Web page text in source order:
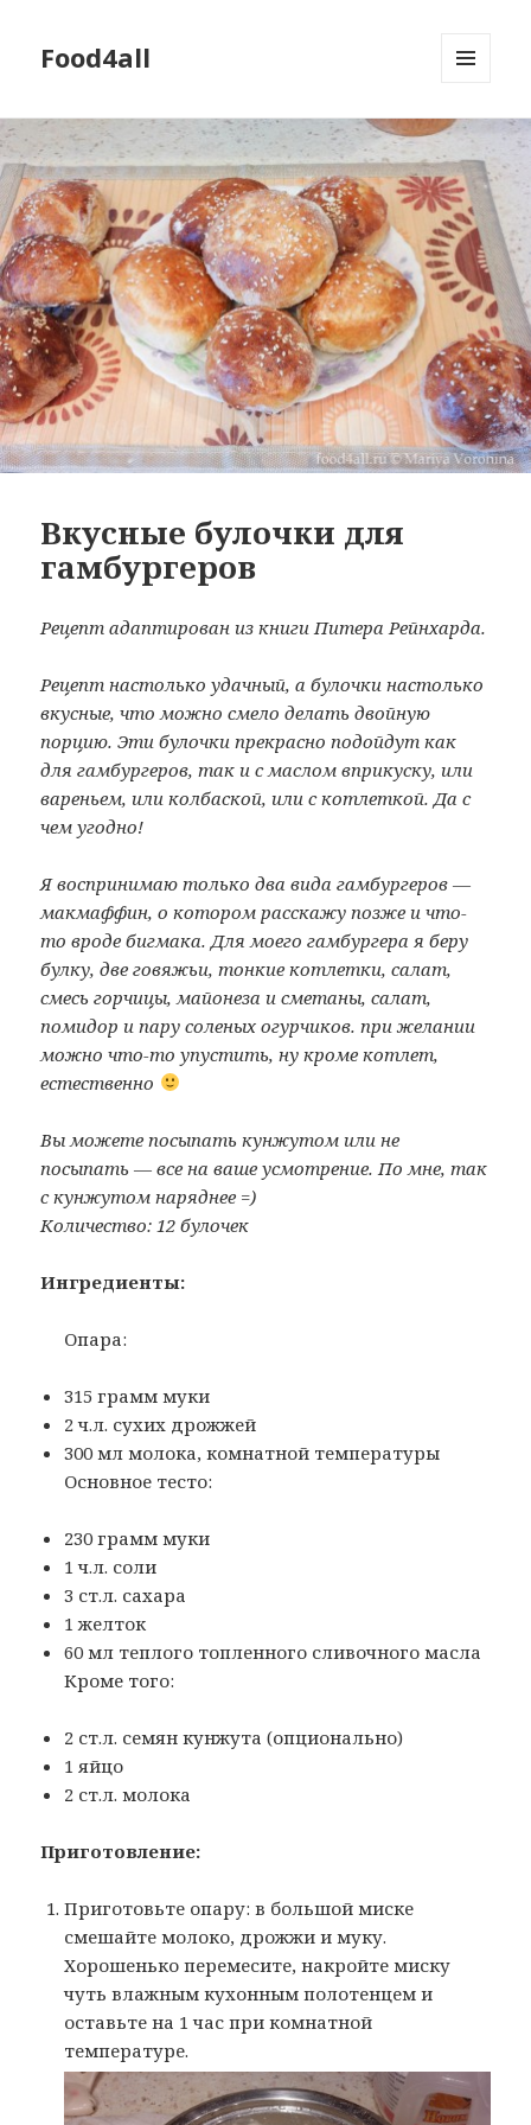
Food4all
ВИДЖЕТЫ
Вкусные булочки для
гамбургеров
Рецепт адаптирован из книги Питера Рейнхарда.
Рецепт настолько удачный, а булочки настолько
вкусные, что можно смело делать двойную
порцию. Эти булочки прекрасно подойдут как
для гамбургеров, так и с маслом вприкуску, или
вареньем, или колбаской, или с котлеткой. Да с
чем угодно!
Я воспринимаю только два вида гамбургеров —
макмаффин, о котором расскажу позже и что-
то вроде бигмака. Для моего гамбургера я беру
булку, две говяжьи, тонкие котлетки, салат,
смесь горчицы, майонеза и сметаны, салат,
помидор и пару соленых огурчиков. при желании
можно что-то упустить, ну кроме котлет,
естественно
Вы можете посыпать кунжутом или не
посыпать — все на ваше усмотрение. По мне, так
с кунжутом наряднее =)
Количество: 12 булочек
Ингредиенты:
Опара:
315 грамм муки
2 ч.л. сухих дрожжей
300 мл молока, комнатной температуры
Основное тесто:
230 грамм муки
1 ч.л. соли
3 ст.л. сахара
1 желток
60 мл теплого топленного сливочного масла
Кроме того:
2 ст.л. семян кунжута (опционально)
1 яйцо
2 ст.л. молока
Приготовление:
Приготовьте опару: в большой миске
смешайте молоко, дрожжи и муку.
Хорошенько перемесите, накройте миску
чуть влажным кухонным полотенцем и
оставьте на 1 час при комнатной
температуре.